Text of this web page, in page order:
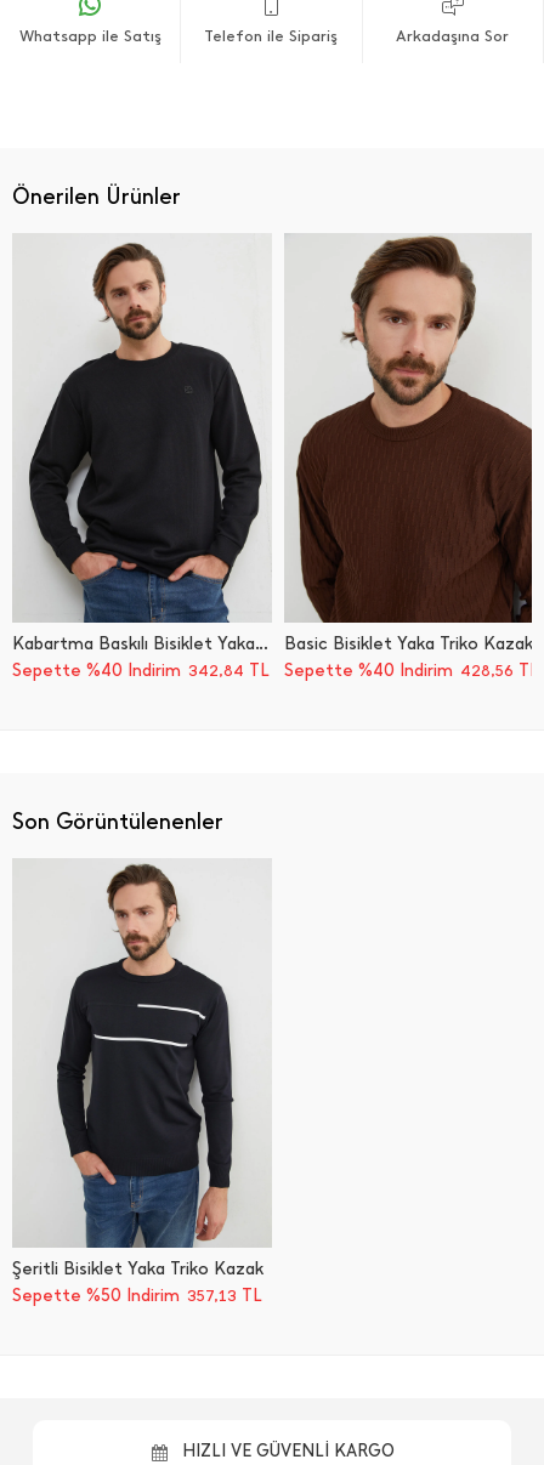
Whatsapp ile Satış Telefon ile Sipariş Arkadaşına Sor
Önerilen Ürünler
Kabartma Baskılı Bisiklet Yaka Kazak
Sepette %40 İndirim 342,84 TL
Basic Bisiklet Yaka Triko Kazak
Sepette %40 İndirim 428,56 TL
Son Görüntülenenler
Şeritli Bisiklet Yaka Triko Kazak
Sepette %50 İndirim 357,13 TL
HIZLI VE GÜVENLİ KARGO